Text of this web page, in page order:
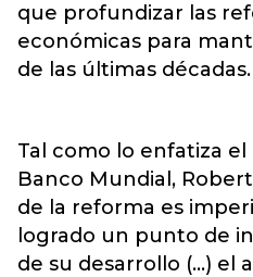
que profundizar las
económicas para
de las últimas décadas.
Tal como lo enfatiza el
Banco Mundial,
de la reforma es
logrado un punto de
de su desarrollo (...) el